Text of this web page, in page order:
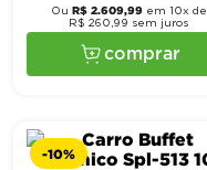
Ou R$ 2.609,99em 10x de
R$ 260 ,99 sem juros
comprar
-10%